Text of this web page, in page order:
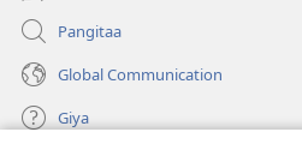
Pangitaa
Global Communication
Giya